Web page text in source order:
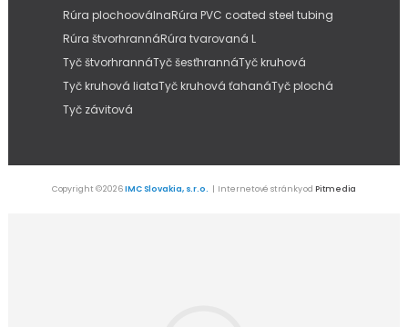
Rúra plochooválnaRúra PVC coated steel tubing
Rúra štvorhrannáRúra tvarovaná L
Tyč štvorhrannáTyč šesťhrannáTyč kruhová
Tyč kruhová liataTyč kruhová ťahanáTyč plochá
Tyč závitová
Copyright © 2026IMC Slovakia, s.r.o. | Internetové stránky od Pitmedia